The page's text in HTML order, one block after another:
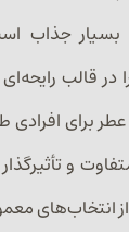
جذاب
قالب
برای
و تأثیرگذار
از انتخاب‌های